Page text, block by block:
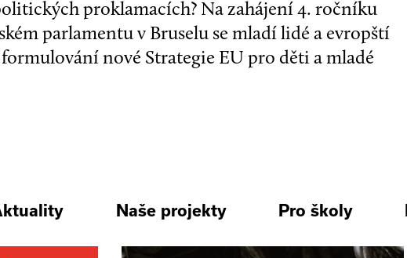
proklamacích? Na zahájení 4. ročníku
parlamentu v Bruselu se mladí lidé a evropští
nové Strategie EU pro děti a mladé
Naše projekty Pro školy